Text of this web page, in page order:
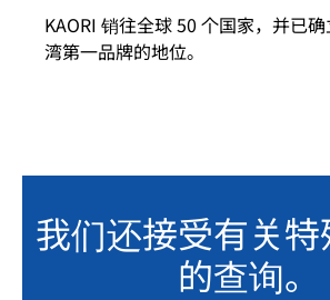
KAORI 销往全球 50 个国家，并已
湾第一品牌的地位。
我们还接受有关
的查询。